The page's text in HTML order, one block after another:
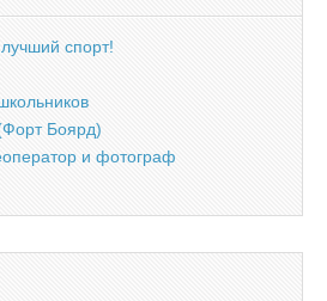
спорт!
Боярд)
и фотограф